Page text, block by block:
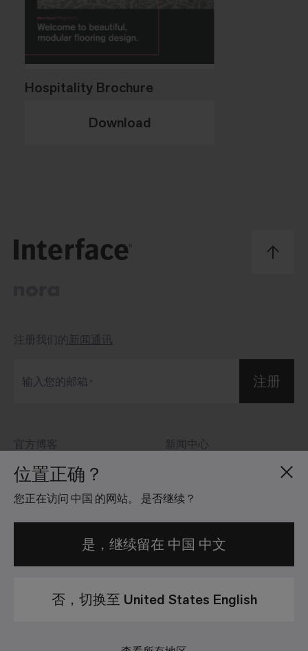
位置正确？
您正在访问 中国 的网站。 是否继续？
是，继续留在 中国 中文
否，切换至 United States English
Hospitality Brochure
Download
官方博客
关于我们
招贤纳士
新闻中心
社区准则
注册我们的新闻通讯
输入您的邮箱 注册
苏ICP备12079596号-1 | © 2026 Interface, Inc. 保留所有权